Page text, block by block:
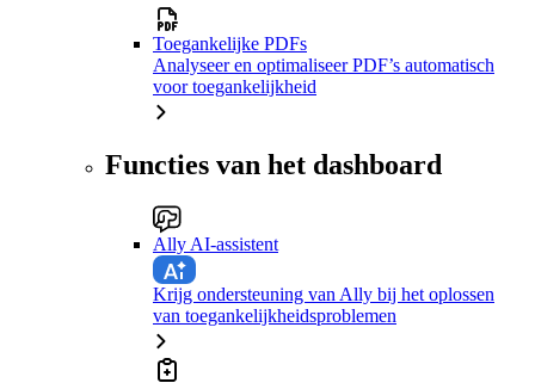
Toegankelijke PDFs
Analyseer en optimaliseer PDF’s automatisch
voor toegankelijkheid
Functies van het dashboard
Ally AI-assistent
Krijg ondersteuning van Ally bij het oplossen
van toegankelijkheidsproblemen